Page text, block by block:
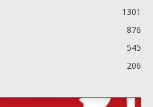
1301
876
545
206